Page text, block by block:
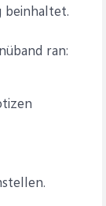
beinhaltet.
ran: